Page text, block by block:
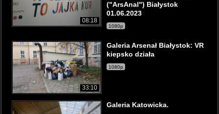
08:18
("ArsAnal") Białystok
01.06.2023
1080p
33:10
Galeria Arsenał Białystok: VR
kiepsko działa
1080p
Galeria Katowicka.